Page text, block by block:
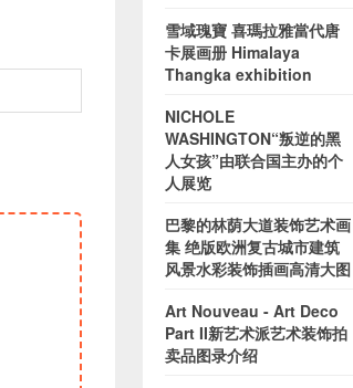
雪域瑰寶 喜瑪拉雅當代唐
卡展画册 Himalaya
Thangka exhibition
NICHOLE
WASHINGTON“叛逆的黑
人女孩”由联合国主办的个
人展览
巴黎的林荫大道装饰艺术画
集 绝版欧洲复古城市建筑
风景水彩装饰插画高清大图
Art Nouveau - Art Deco
Part II新艺术派艺术装饰拍
卖品图录介绍